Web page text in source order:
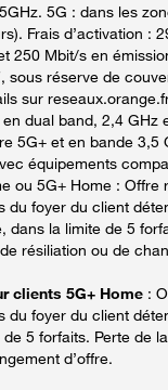
5G : dans les
Frais d’activation :
250 Mbit/s en
sous réserve de
sur
dual band, 2,4 GHz
5G+ et en bande 3,5
équipements
ou 5G+ Home : Offre
du foyer du client
dans la limite de 5
résiliation ou de
clients 5G+ Home :
du foyer du client
5 forfaits. Perte de
d’offre.